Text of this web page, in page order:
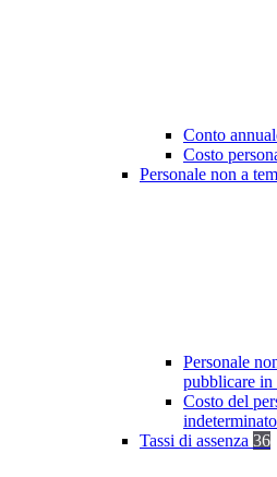
Conto
Costo
Personale non a
Personale
pubblicare in
Costo del
Tassi di assenza 36